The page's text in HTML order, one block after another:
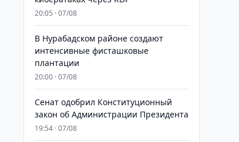
20:05 · 07/08
В Нурабадском районе создают
интенсивные фисташковые
плантации
20:00 · 07/08
Сенат одобрил Конституционный
закон об Администрации Президента
19:54 · 07/08